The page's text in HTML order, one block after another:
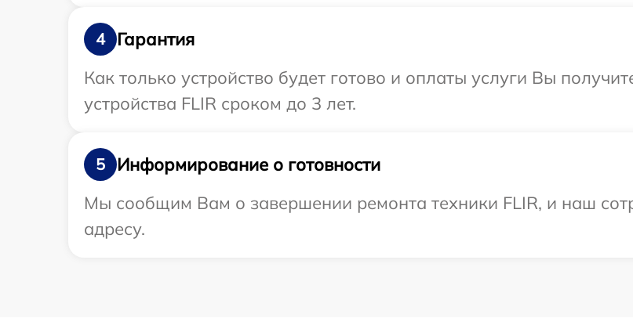
4
Гарантия
Как только устройство будет готово и оплаты услуги Вы
устройства FLIR сроком до 3 лет.
5
Информирование о готовности
Мы сообщим Вам о завершении ремонта техники FLIR, и наш
адресу.